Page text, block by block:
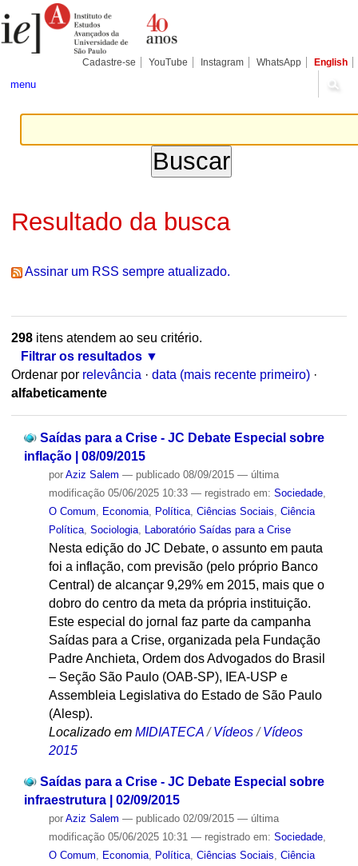
para
conteúdo.
Pessoais
Cadastre-se YouTube Instagram WhatsApp English
menu
Resultado da busca
Assinar um RSS sempre atualizado.
298itens atendem ao seu critério.
Filtrar os resultados
Ordenar por relevância · data (mais recente primeiro) ·
alfabeticamente
Saídas para a Crise - JC Debate Especial sobre
inflação | 08/09/2015
por Aziz Salem — publicado08/09/2015 — última
modificação05/06/2025 10:33 — registrado em: Sociedade,
O Comum
Economia, Política, Ciências Sociais Ciência
Política, Sociologia, Laboratório Saídas para a Crise
Nesta edição do JC Debate, o assunto em pauta
foi a inflação, com previsão (pelo próprio Banco
Central) de alcançar 9,29% em 2015, mais que o
dobro do centro da meta da própria instituição.
Este especial do jornal faz parte da campanha
Saídas para a Crise, organizada pela Fundação
Padre Anchieta, Ordem dos Advogados do Brasil
– Seção São Paulo (OAB-SP), IEA-USP e
Assembleia Legislativa do Estado de São Paulo
(Alesp).
Localizado em MIDIATECA /Vídeos /Vídeos
2015
Saídas para a Crise - JC Debate Especial sobre
infraestrutura | 02/09/2015
por Aziz Salem — publicado02/09/2015 — última
modificação05/06/2025 10:31 — registrado em: Sociedade,
O Comum
Economia, Política, Ciências Sociais Ciência